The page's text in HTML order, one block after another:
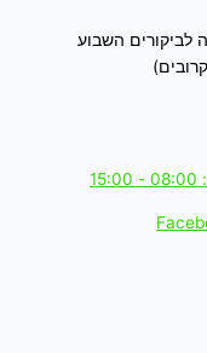
לביקורים השבוע